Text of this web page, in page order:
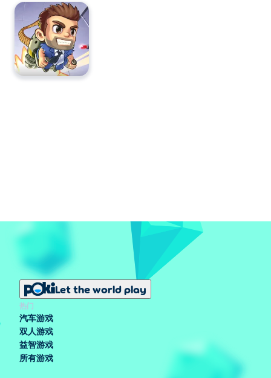
Let the world play
热门
汽车游戏
双人游戏
益智游戏
所有游戏